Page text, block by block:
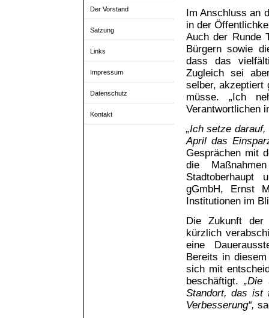
Der Vorstand
Satzung
Links
Impressum
Datenschutz
Kontakt
Im Anschluss an
in der
Auch der Runde
Bürgern sowie
dass das
Zugleich sei
selber, akzeptiert
müsse. „Ich
Verantwortlichen
„Ich setze
April das
Gesprächen mit
die
Stadtoberhaupt
gGmbH, Ernst
Institutionen im
Die Zukunft der
kürzlich
eine
Bereits in
sich mit
beschäftigt.„Die
Standort, das ist
Verbesserung“,